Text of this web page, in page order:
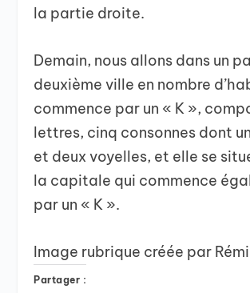
la partie droite.
Demain, nous allons dans un
deuxième ville en nombre
commence par un « K »,
lettres, cinq consonnes dont
et deux voyelles, et elle se
la capitale qui commence
par un « K ».
Image rubrique créée par
Partager :